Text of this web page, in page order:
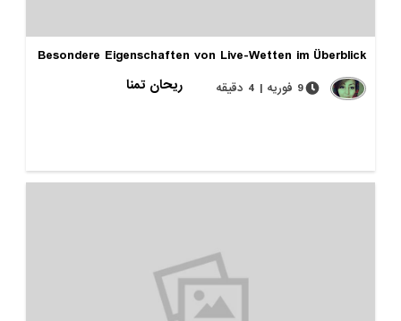
Besondere Eigenschaften von Live-Wetten im Überblick
ریحان تمنا
9 فوریه | 4 دقیقه